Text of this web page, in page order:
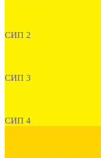
СИП 2
СИП 3
СИП 4